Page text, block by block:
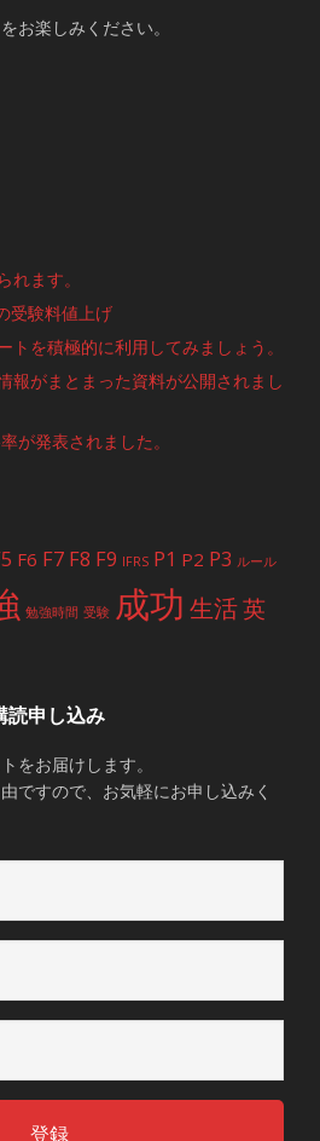
お楽しみください。
れます。
受験料値上げ
トを積極的に利用してみましょう。
報がまとまった資料が公開されまし
が発表されました。
F6 F7 F8 F9 IFRS P1 P2 P3 ルール
勉強時間 受験 成功 生活英
読申し込み
をお届けします。
ですので、お気軽にお申し込みく